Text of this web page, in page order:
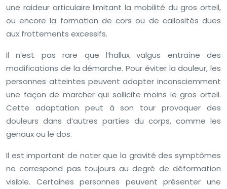
une raideur articulaire limitant la mobilité du gros orteil,
ou encore la formation de cors ou de callosités dues
aux frottements excessifs.
Il n’est pas rare que l’hallux valgus entraîne des
modifications de la démarche. Pour éviter la douleur, les
personnes atteintes peuvent adopter inconsciemment
une façon de marcher qui sollicite moins le gros orteil.
Cette adaptation peut à son tour provoquer des
douleurs dans d’autres parties du corps, comme les
genoux ou le dos.
Il est important de noter que la gravité des symptômes
ne correspond pas toujours au degré de déformation
visible. Certaines personnes peuvent présenter une